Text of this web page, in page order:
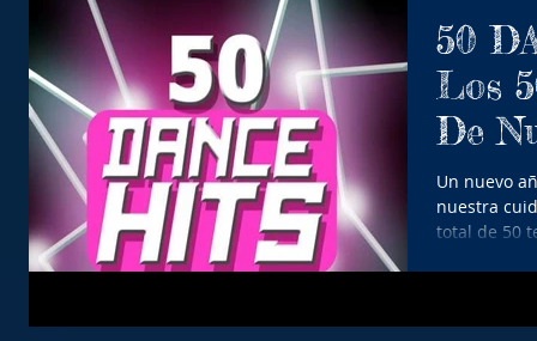
50
Los
De
Un nuevo
nuestra
total de 50